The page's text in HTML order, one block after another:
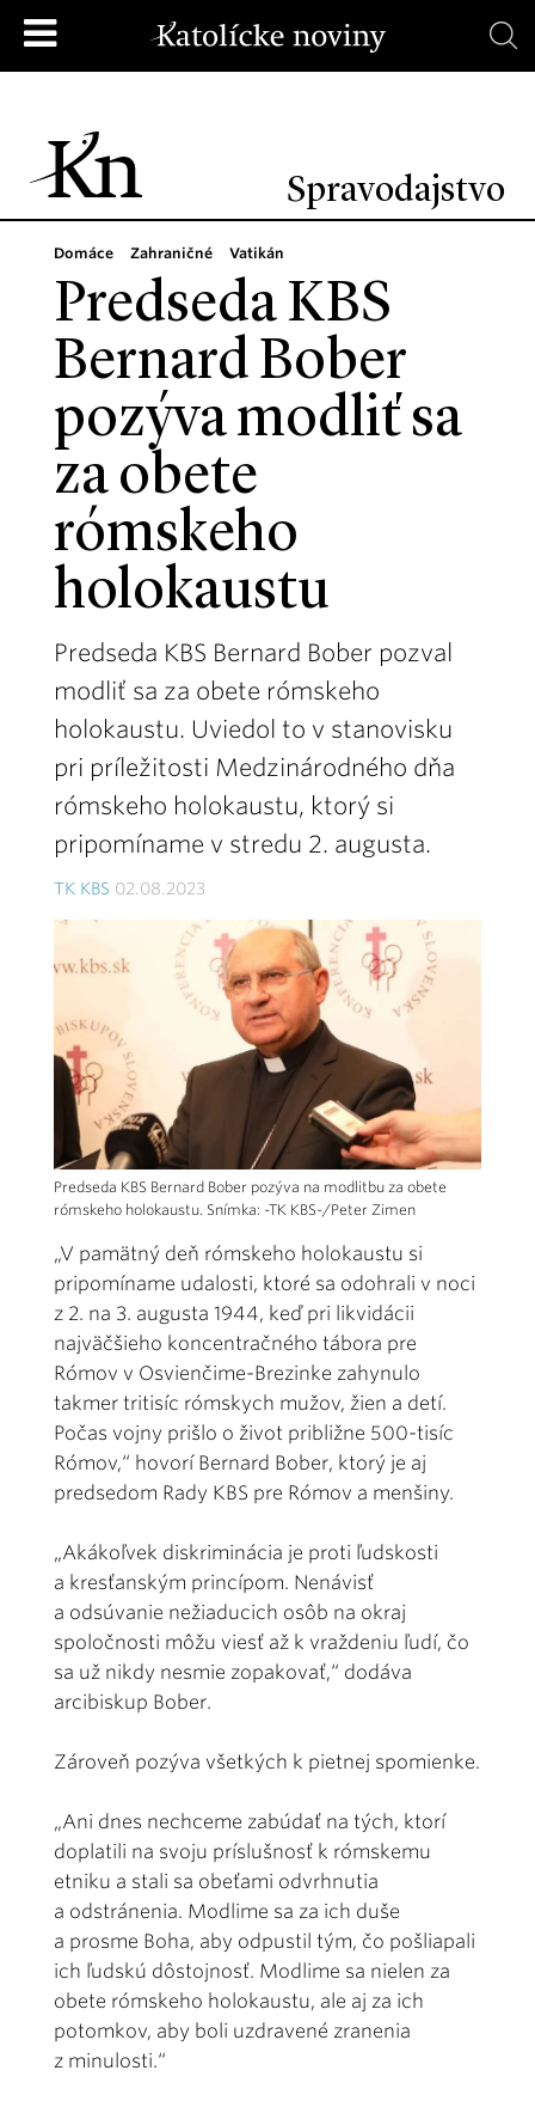
Spravodajstvo
Domáce Zahraničné Vatikán
Predseda KBS
Bernard Bober
pozýva modliť sa
za obete
rómskeho
holokaustu
Predseda KBS Bernard Bober pozval
modliť sa za obete rómskeho
holokaustu. Uviedol to v stanovisku
pri príležitosti Medzinárodného dňa
rómskeho holokaustu, ktorý si
pripomíname v stredu 2. augusta.
TK KBS 02.08.2023
Predseda KBS Bernard Bober pozýva na modlitbu za obete
rómskeho holokaustu. Snímka: -TK KBS-/Peter Zimen
„V pamätný deň rómskeho holokaustu si
pripomíname udalosti, ktoré sa odohrali v noci
z 2. na 3. augusta 1944, keď pri likvidácii
najväčšieho koncentračného tábora pre
Rómov v Osvienčime-Brezinke zahynulo
takmer tritisíc rómskych mužov, žien a detí.
Počas vojny prišlo o život približne 500-tisíc
Rómov,“ hovorí Bernard Bober, ktorý je aj
predsedom Rady KBS pre Rómov a menšiny.
„Akákoľvek diskriminácia je proti ľudskosti
a kresťanským princípom. Nenávisť
a odsúvanie nežiaducich osôb na okraj
spoločnosti môžu viesť až k vraždeniu ľudí, čo
sa už nikdy nesmie zopakovať,“ dodáva
arcibiskup Bober.
Zároveň pozýva všetkých k pietnej spomienke.
„Ani dnes nechceme zabúdať na tých, ktorí
doplatili na svoju príslušnosť k rómskemu
etniku a stali sa obeťami odvrhnutia
a odstránenia. Modlime sa za ich duše
a prosme Boha, aby odpustil tým, čo pošliapali
ich ľudskú dôstojnosť. Modlime sa nielen za
obete rómskeho holokaustu, ale aj za ich
potomkov, aby boli uzdravené zranenia
z minulosti.“